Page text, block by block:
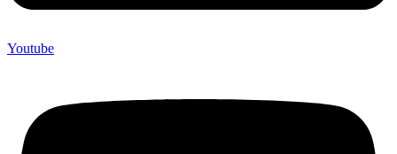
Youtube